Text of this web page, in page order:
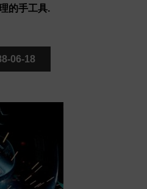
的手工具.
06-18